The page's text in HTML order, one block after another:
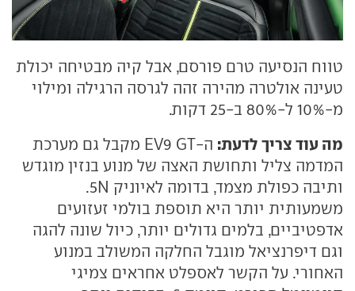
טווח הנסיעה טרם פורסם, אבל קיה מבטיחה יכולת
טעינה אולטרה מהירה זהה לגרסה הרגילה ומילוי
מ-10% ל-80% ב-25 דקות.
מה עוד צריך לדעת:
ה-EV9 GT מקבל גם מערכת
המדמה צליל ותחושת האצה של מנוע בנזין מוגדש
ותיבה כפולת מצמד, בדומה לאיוניק 5N.
משמעותית יותר היא תוספת בולמי זעזועים
אדפטיביים, בלמים גדולים יותר, כיול שונה להגה
וגם דיפרנציאל מוגבל החלקה המשולב במנוע
האחורי. על הקשר לאספלט אחראים צמיגי